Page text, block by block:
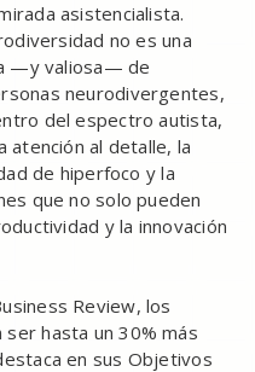
asistencialista.
no es una
—y valiosa— de
neurodivergentes,
del espectro autista,
atención al detalle, la
de hiperfoco y la
que no solo pueden
y la innovación
Review, los
hasta un 30% más
en sus Objetivos